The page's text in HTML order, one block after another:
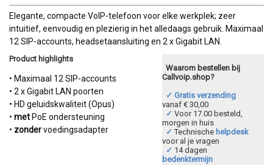
Elegante, compacte VoIP-telefoon voor elke werkplek; zeer
intuitief, eenvoudig en plezierig in het alledaags gebruik. Maximaal
12 SIP-accounts, headsetaansluiting en 2 x Gigabit LAN.
Product highlights
• Maximaal 12 SIP-accounts
• 2 x Gigabit LAN poorten
• HD geluidskwaliteit (Opus)
• met PoE ondersteuning
• zondervoedingsadapter
Waarom bestellen bij
Callvoip.shop?
✓ Gratis verzending
vanaf € 30,00
✓ Voor 17.00 besteld,
morgen in huis
✓ Technische helpdesk
voor al je vragen
✓ 14 dagen
bedenktermijn